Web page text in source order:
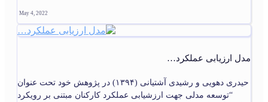
May 4, 2022
مدل ارزیابی عملکرد…
حیدری دهویی و رشیدی آشتیانی (۱۳۹۴) در پژوهش خود تحت عنوان
“توسعه مدلی جهت ارزشیابی عملکرد کارکنان مبتنی بر رویکرد